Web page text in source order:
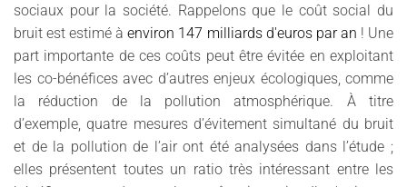
sociaux pour la société. Rappelons que le coût social du
bruit est estimé àenviron 147 milliards d'euros par an ! Une
part importante de ces coûts peut être évitée en exploitant
les co-bénéfices avec d’autres enjeux écologiques, comme
la réduction de la pollution atmosphérique. À titre
d’exemple, quatre mesures d’évitement simultané du bruit
et de la pollution de l’air ont été analysées dans l’étude ;
elles présentent toutes un ratio très intéressant entre les